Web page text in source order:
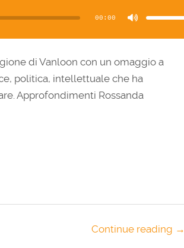
00:00
freccia
aumentare
il
volume.
di Vanloon con un omaggio a
politica, intellettuale che ha
Approfondimenti Rossanda
Continue reading →